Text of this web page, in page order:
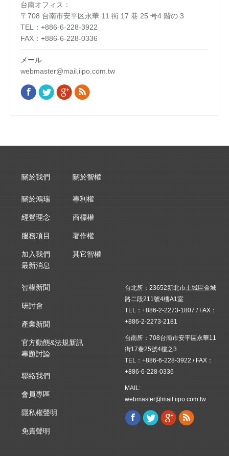
台南オフィス：
〒708 台南市安平区永華 11 街 17 巷 25 号4 階の 3
TEL：+886-6-228-3922
FAX：+886-6-228-0336
メール
webmaster@mail.iipo.com.tw
Find us on:
Facebook
TwitterGoogle+
Rss
關於我們
關於鴻瑞
經營理念
服務項目
加入我們
關於智權
專利權
商標權
著作權
其它智權
最新消息
智權新聞
研討會
產業新聞
官方動態&法規新訊
專題討論
聯絡我們
會員專區
隱私權聲明
免責聲明
台北所：23652新北市土城區金城
路二段211號4樓A1室
TEL：+886-2-2273-1807 / FAX：
+886-2-2273-2181
台南所：708台南市安平區永華11
街17巷25號4樓之3
TEL：+886-6-228-3922 / FAX：
+886-6-228-0336
MAIL:
webmaster@mail.iipo.com.tw
Find us on:
Facebook
TwitterGoogle+
Rss